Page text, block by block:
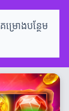
គម្រោងបន្ថែម